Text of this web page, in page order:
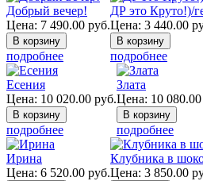
Добрый вечер!
Цена: 7 490.00 руб.
подробнее
ДР это Круто!)/
Цена: 3 440.00
подробнее
Есения
Цена: 10 020.00 руб.
подробнее
Злата
Цена: 10 080.00
подробнее
Ирина
Цена: 6 520.00 руб.
Клубника в
Цена: 3 850.00